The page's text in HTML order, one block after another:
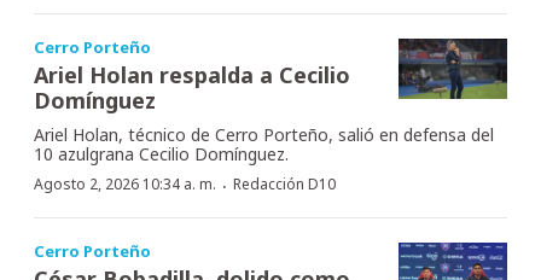
Cerro Porteño
Ariel Holan respalda a Cecilio
Domínguez
Ariel Holan, técnico de Cerro Porteño, salió en defensa del
10 azulgrana Cecilio Domínguez.
Agosto 2, 2026 10:34 a. m. · Redacción D10
Cerro Porteño